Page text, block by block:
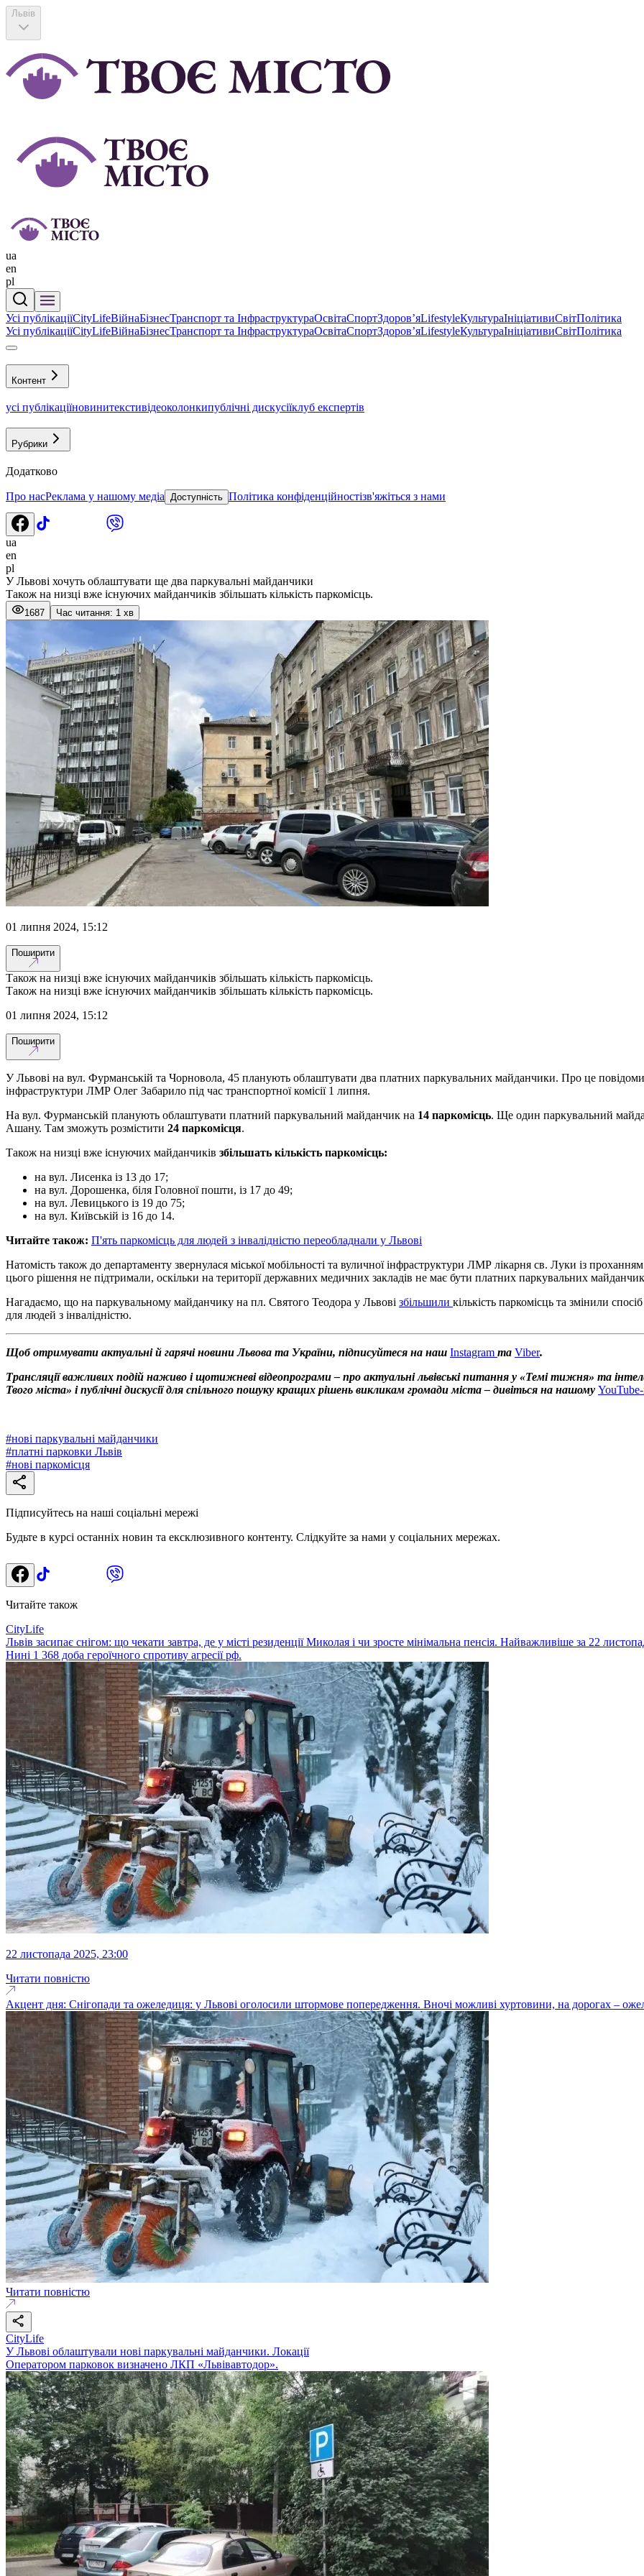
Львів
ua
en
pl
Усі публікаціїCityLifeВійнаБізнесТранспорт та ІнфраструктураОсвітаСпортЗдоровʼяLifestyleКультураІніціативиСвітПолітика
Усі публікаціїCityLifeВійнаБізнесТранспорт та ІнфраструктураОсвітаСпортЗдоровʼяLifestyleКультураІніціативиСвітПолітика
Контент
усі публікаціїновинитекстивідеоколонкипублічні дискусіїклуб експертів
Рубрики
Додатково
Про насРеклама у нашому медіа Доступність Політика конфіденційностізв'яжіться з нами
ua
en
pl
У Львові хочуть облаштувати ще два паркувальні майданчики
Також на низці вже існуючих майданчиків збільшать кількість паркомісць.
1687 Час читання: 1 хв
01 липня 2024, 15:12
Поширити
Також на низці вже існуючих майданчиків збільшать кількість паркомісць.
Також на низці вже існуючих майданчиків збільшать кількість паркомісць.
01 липня 2024, 15:12
Поширити
У Львові на вул. Фурманській та Чорновола, 45 планують облаштувати два платних паркувальних майданчики. Про це повідомив
інфраструктури ЛМР Олег Забарило під час транспортної комісії 1 липня.
На вул. Фурманській планують облаштувати платний паркувальний майданчик на 14 паркомісць. Ще один паркувальний
Ашану. Там зможуть розмістити 24 паркомісця.
Також на низці вже існуючих майданчиків збільшать кількість паркомісць:
на вул. Лисенка із 13 до 17;
на вул. Дорошенка, біля Головної пошти, із 17 до 49;
на вул. Левицького із 19 до 75;
на вул. Київській із 16 до 14.
Читайте також: П'ять паркомісць для людей з інвалідністю переобладнали у Львові
Натомість також до департаменту звернулася міської мобільності та вуличної інфраструктури ЛМР лікарня св. Луки із
цього рішення не підтримали, оскільки на території державних медичних закладів не має бути платних паркувальних
Нагадаємо, що на паркувальному майданчику на пл. Святого Теодора у Львові збільшили кількість паркомісць та змінили
для людей з інвалідністю.
Щоб отримувати актуальні й гарячі новини Львова та України, підписуйтеся на наш Instagram та Viber.
Трансляції важливих подій наживо і щотижневі відеопрограми – про актуальні львівські питання у «Темі тижня» та
Твого міста» і публічні дискусії для спільного пошуку кращих рішень викликам громади міста – дивіться на нашому YouTube-
#нові паркувальні майданчики
#платні парковки Львів
#нові паркомісця
Підписуйтесь на наші соціальні мережі
Будьте в курсі останніх новин та ексклюзивного контенту. Слідкуйте за нами у соціальних мережах.
Читайте також
CityLife
Львів засипає снігом: що чекати завтра, де у місті резиденції Миколая і чи зросте мінімальна пенсія. Найважливіше за 22
Нині 1 368 доба героїчного спротиву агресії рф.
22 листопада 2025, 23:00
Читати повністю
Акцент дня: Снігопади та ожеледиця: у Львові оголосили штормове попередження. Вночі можливі хуртовини, на дорогах –
Читати повністю
CityLife
У Львові облаштували нові паркувальні майданчики. Локації
Оператором парковок визначено ЛКП «Львівавтодор».